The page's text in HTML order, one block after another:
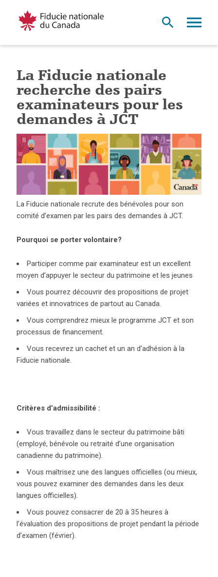
La Fiducie nationale
recherche des pairs
examinateurs pour les
demandes à JCT
La Fiducie nationale recrute des bénévoles pour son
comité d’examen par les pairs des demandes à JCT.
Pourquoi se porter volontaire?
Participer comme pair examinateur est un excellent
moyen d’appuyer le secteur du patrimoine et les jeunes
Vous pourrez découvrir des propositions de projet
variées et innovatrices de partout au Canada.
Vous comprendrez mieux le programme JCT et son
processus de financement.
Vous recevrez un cachet et un an d’adhésion à la
Fiducie nationale.
Critères d’admissibilité :
Vous travaillez dans le secteur du patrimoine bâti
(employé, bénévole ou retraité d’une organisation
canadienne du patrimoine).
Vous maîtrisez une des langues officielles (ou mieux,
vous pouvez examiner des demandes dans les deux
langues officielles).
Vous pouvez consacrer de 20 à 35 heures à
l’évaluation des propositions de projet pendant la période
d’examen (février).